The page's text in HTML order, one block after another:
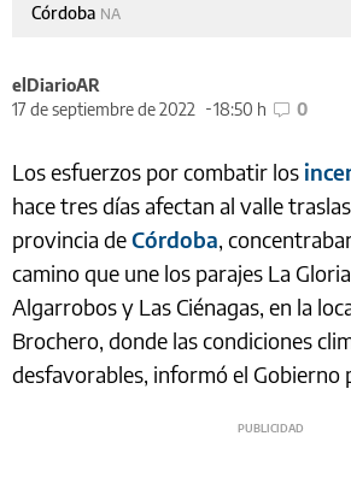
Córdoba NA
elDiarioAR
17 de septiembre de 2022
18:50 h 0
Los esfuerzos por combatir los
hace tres días afectan al valle
provincia deCórdoba,
camino que une los parajes La
Algarrobos y Las Ciénagas, en la
Brochero, donde las condiciones
desfavorables, informó el Gobierno